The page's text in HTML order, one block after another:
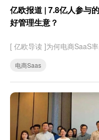
亿欧报道 | 7.8亿人参与
好管理生意？
电商Saas